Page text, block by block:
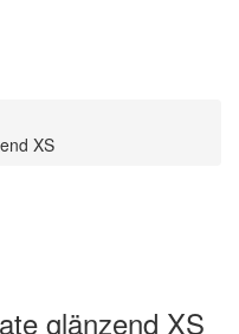
XS
glänzend XS